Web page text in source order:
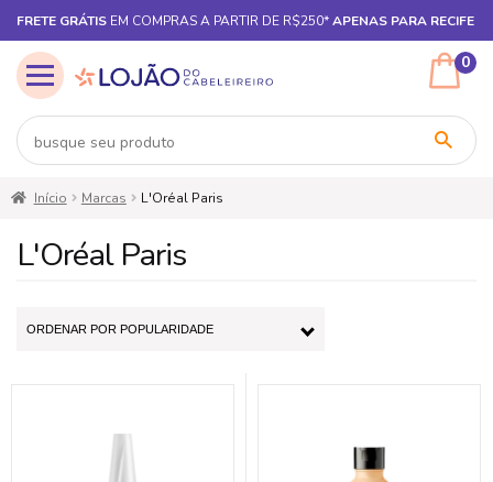
FRETE GRÁTIS EM COMPRAS A PARTIR DE R$250*APENAS PARA RECIFE
0
Pular
para
Pular
para
conteúdo
Início Marcas L'Oréal Paris
L'Oréal Paris